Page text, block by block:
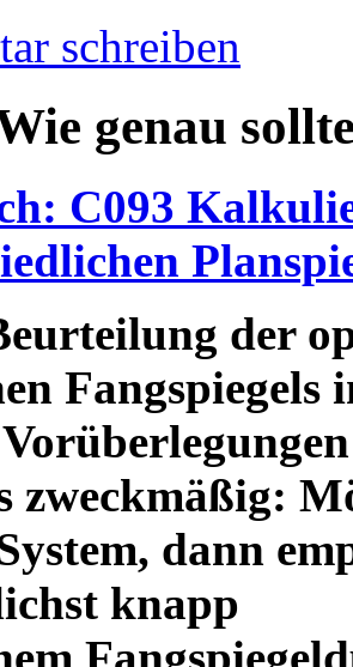
schreiben
genau
C093
der
Fangspiegels
zweckmäßig:
dann
knapp